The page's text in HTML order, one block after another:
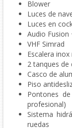
Blower
Luces de
Luces en
Audio Fusion
VHF Simrad
Escalera
2 tanques de
Casco de
Piso
Pontones
profesional)
Sistema
ruedas